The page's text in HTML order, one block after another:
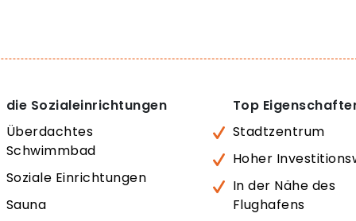
die Sozialeinrichtungen
Überdachtes
Schwimmbad
Soziale Einrichtungen
Sauna
Top
Stadtzentrum
Hoher
In der Nähe des
Flughafens